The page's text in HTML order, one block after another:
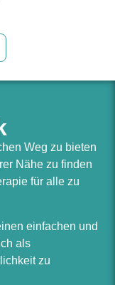
Weg zu bieten
Nähe zu finden
für alle zu
einfachen und
als
zu